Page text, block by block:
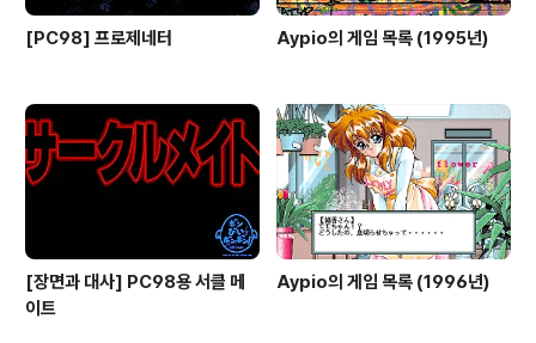
[PC98] 프로제네터 Aypio의 게임 목록 (1995년)
[장면과 대사] PC98용 서클 메
이트
Aypio의 게임 목록 (1996년)